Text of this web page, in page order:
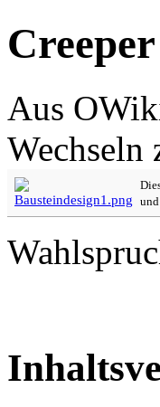
Creeper
Aus
Wechseln